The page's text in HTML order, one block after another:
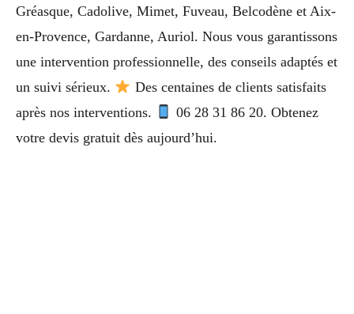
Gréasque, Cadolive, Mimet, Fuveau, Belcodène et Aix-
en-Provence, Gardanne, Auriol. Nous vous garantissons
une intervention professionnelle, des conseils adaptés et
un suivi sérieux.
Des centaines de clients satisfaits
après nos interventions.
06 28 31 86 20. Obtenez
votre devis gratuit dès aujourd’hui.